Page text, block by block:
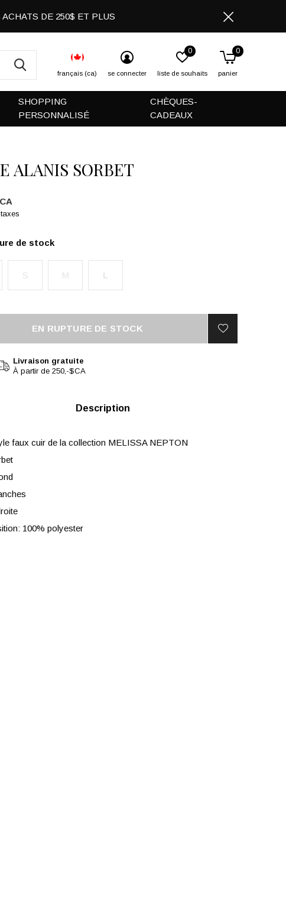
SHOPPING
PERSONNALISÉ
CHÈQUES-
CADEAUX
français (ca) se connecter liste de souhaits
0
panier
0
DE 250$ ET PLUS
ALANIS SORBET
de stock
S M L
EN RUPTURE DE STOCK
Livraison gratuite
À partir de 250,-$CA
Description
faux cuir de la collection MELISSA NEPTON
100% polyester